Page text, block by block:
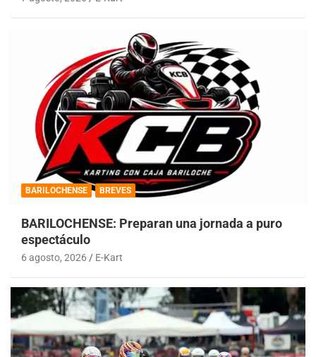
BARILOCHENSE BREVES
BARILOCHENSE: Preparan una jornada a puro
espectáculo
6 agosto, 2026 E-Kart